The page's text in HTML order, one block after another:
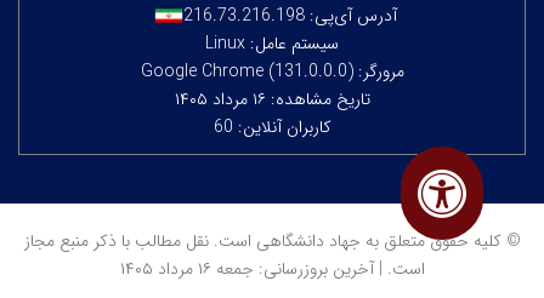
آدرس آی‌پی: 216.73.216.198
سیستم عامل: Linux
مرورگر: Google Chrome (131.0.0.0)
تاریخ مشاهده: ۱۶ مرداد ۱۴۰۵
کاربران آنلاین: 60
© کلیه حقوق متعلق به جهاد دانشگاهی است. نقل مطالب با ذکر منبع مجاز
است. | آخرین بروزرسانی: جمعه ۱۶ مرداد ۱۴۰۵